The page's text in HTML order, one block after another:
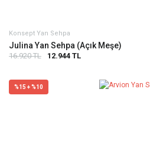
Konsept Yan Sehpa
Julina Yan Sehpa (Açık Meşe)
16.920 TL 12.944 TL
%15 + %10